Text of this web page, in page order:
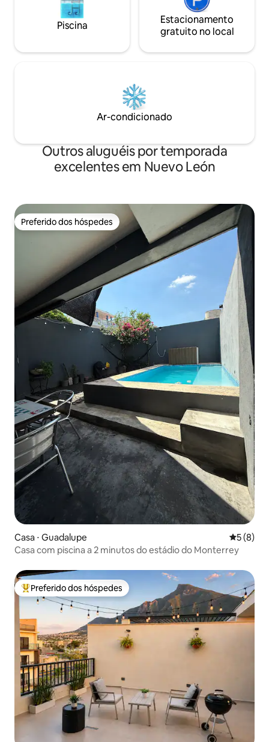
Piscina
Estacionamento
gratuito no local
Ar-condicionado
Outros aluguéis por temporada
excelentes em Nuevo León
Preferido dos hóspedes
Preferido dos hóspedes
Casa ⋅ Guadalupe 5 de
5 (8)
Casa com piscina a 2 minutos do estádio do Monterrey
Entre os melhores preferidos dos hóspedes
Preferido dos hóspedes